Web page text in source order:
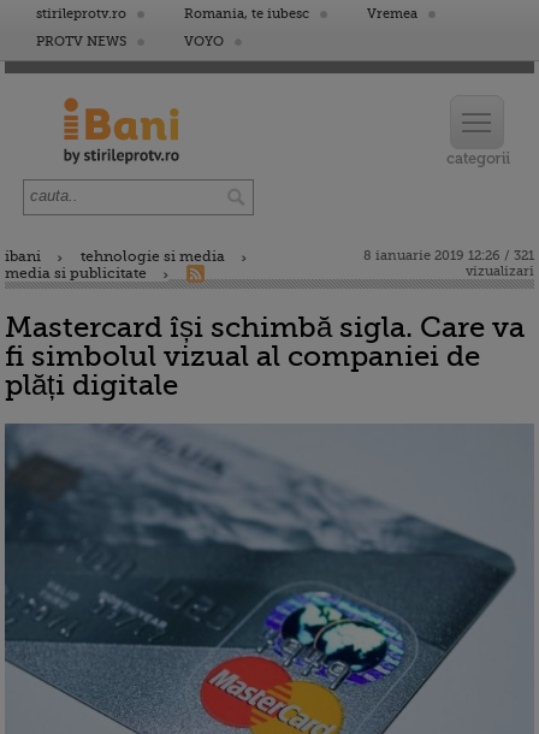
stirileprotv.ro Romania, te iubesc
Vremea
PROTV NEWS
VOYO
ibani
tehnologie si media
media si publicitate
8 ianuarie 2019 12:26 / 321
vizualizari
Mastercard își schimbă sigla. Care va
fi simbolul vizual al companiei de
plăți digitale